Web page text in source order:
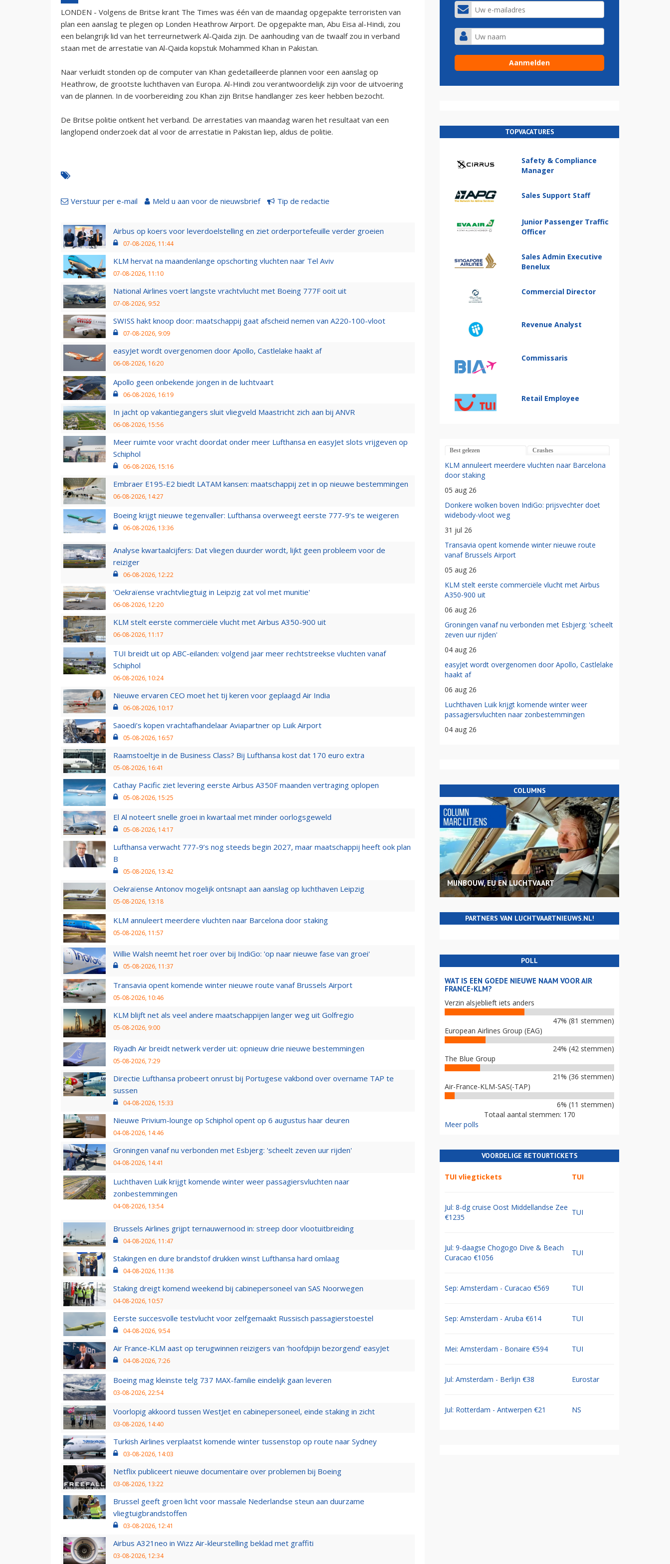
LONDEN - Volgens de Britse krant The Times was één van de maandag opgepakte terroristen van
plan een aanslag te plegen op Londen Heathrow Airport. De opgepakte man, Abu Eisa al-Hindi, zou
een belangrijk lid van het terreurnetwerk Al-Qaida zijn. De aanhouding van de twaalf zou in verband
staan met de arrestatie van Al-Qaida kopstuk Mohammed Khan in Pakistan.
Naar verluidt stonden op de computer van Khan gedetailleerde plannen voor een aanslag op
Heathrow, de grootste luchthaven van Europa. Al-Hindi zou verantwoordelijk zijn voor de uitvoering
van de plannen. In de voorbereiding zou Khan zijn Britse handlanger zes keer hebben bezocht.
De Britse politie ontkent het verband. De arrestaties van maandag waren het resultaat van een
langlopend onderzoek dat al voor de arrestatie in Pakistan liep, aldus de politie.
Verstuur per e-mail Meld u aan voor de nieuwsbrief Tip de redactie
Airbus op koers voor leverdoelstelling en ziet orderportefeuille verder groeien
07-08-2026, 11:44
KLM hervat na maandenlange opschorting vluchten naar Tel Aviv
07-08-2026, 11:10
National Airlines voert langste vrachtvlucht met Boeing 777F ooit uit
07-08-2026, 9:52
SWISS hakt knoop door: maatschappij gaat afscheid nemen van A220-100-vloot
07-08-2026, 9:09
easyJet wordt overgenomen door Apollo, Castlelake haakt af
06-08-2026, 16:20
Apollo geen onbekende jongen in de luchtvaart
06-08-2026, 16:19
In jacht op vakantiegangers sluit vliegveld Maastricht zich aan bij ANVR
06-08-2026, 15:56
Meer ruimte voor vracht doordat onder meer Lufthansa en easyJet slots vrijgeven op
Schiphol
06-08-2026, 15:16
Embraer E195-E2 biedt LATAM kansen: maatschappij zet in op nieuwe bestemmingen
06-08-2026, 14:27
Boeing krijgt nieuwe tegenvaller: Lufthansa overweegt eerste 777-9’s te weigeren
06-08-2026, 13:36
Analyse kwartaalcijfers: Dat vliegen duurder wordt, lijkt geen probleem voor de
reiziger
06-08-2026, 12:22
'Oekraïense vrachtvliegtuig in Leipzig zat vol met munitie'
06-08-2026, 12:20
KLM stelt eerste commerciële vlucht met Airbus A350-900 uit
06-08-2026, 11:17
TUI breidt uit op ABC-eilanden: volgend jaar meer rechtstreekse vluchten vanaf
Schiphol
06-08-2026, 10:24
Nieuwe ervaren CEO moet het tij keren voor geplaagd Air India
06-08-2026, 10:17
Saoedi’s kopen vrachtafhandelaar Aviapartner op Luik Airport
05-08-2026, 16:57
Raamstoeltje in de Business Class? Bij Lufthansa kost dat 170 euro extra
05-08-2026, 16:41
Cathay Pacific ziet levering eerste Airbus A350F maanden vertraging oplopen
05-08-2026, 15:25
El Al noteert snelle groei in kwartaal met minder oorlogsgeweld
05-08-2026, 14:17
Lufthansa verwacht 777-9’s nog steeds begin 2027, maar maatschappij heeft ook plan
B
05-08-2026, 13:42
Oekraïense Antonov mogelijk ontsnapt aan aanslag op luchthaven Leipzig
05-08-2026, 13:18
KLM annuleert meerdere vluchten naar Barcelona door staking
05-08-2026, 11:57
Willie Walsh neemt het roer over bij IndiGo: 'op naar nieuwe fase van groei'
05-08-2026, 11:37
Transavia opent komende winter nieuwe route vanaf Brussels Airport
05-08-2026, 10:46
KLM blijft net als veel andere maatschappijen langer weg uit Golfregio
05-08-2026, 9:00
Riyadh Air breidt netwerk verder uit: opnieuw drie nieuwe bestemmingen
05-08-2026, 7:29
Directie Lufthansa probeert onrust bij Portugese vakbond over overname TAP te
sussen
04-08-2026, 15:33
Nieuwe Privium-lounge op Schiphol opent op 6 augustus haar deuren
04-08-2026, 14:46
Groningen vanaf nu verbonden met Esbjerg: 'scheelt zeven uur rijden'
04-08-2026, 14:41
Luchthaven Luik krijgt komende winter weer passagiersvluchten naar
zonbestemmingen
04-08-2026, 13:54
Brussels Airlines grijpt ternauwernood in: streep door vlootuitbreiding
04-08-2026, 11:47
Stakingen en dure brandstof drukken winst Lufthansa hard omlaag
04-08-2026, 11:38
Staking dreigt komend weekend bij cabinepersoneel van SAS Noorwegen
04-08-2026, 10:57
Eerste succesvolle testvlucht voor zelfgemaakt Russisch passagierstoestel
04-08-2026, 9:54
Air France-KLM aast op terugwinnen reizigers van ‘hoofdpijn bezorgend’ easyJet
04-08-2026, 7:26
Boeing mag kleinste telg 737 MAX-familie eindelijk gaan leveren
03-08-2026, 22:54
Voorlopig akkoord tussen WestJet en cabinepersoneel, einde staking in zicht
03-08-2026, 14:40
Turkish Airlines verplaatst komende winter tussenstop op route naar Sydney
03-08-2026, 14:03
Netflix publiceert nieuwe documentaire over problemen bij Boeing
03-08-2026, 13:22
Brussel geeft groen licht voor massale Nederlandse steun aan duurzame
vliegtuigbrandstoffen
03-08-2026, 12:41
Airbus A321neo in Wizz Air-kleurstelling beklad met graffiti
03-08-2026, 12:34
TOPVACATURES
Safety & Compliance
Manager
Sales Support Staff
Junior Passenger Traffic
Officer
Sales Admin Executive
Benelux
Commercial Director
Revenue Analyst
Commissaris
Retail Employee
Best gelezen Crashes
KLM annuleert meerdere vluchten naar Barcelona
door staking
05 aug 26
Donkere wolken boven IndiGo: prijsvechter doet
widebody-vloot weg
31 jul 26
Transavia opent komende winter nieuwe route
vanaf Brussels Airport
05 aug 26
KLM stelt eerste commerciële vlucht met Airbus
A350-900 uit
06 aug 26
Groningen vanaf nu verbonden met Esbjerg: 'scheelt
zeven uur rijden'
04 aug 26
easyJet wordt overgenomen door Apollo, Castlelake
haakt af
06 aug 26
Luchthaven Luik krijgt komende winter weer
passagiersvluchten naar zonbestemmingen
04 aug 26
COLUMNS
MIJNBOUW, EU EN LUCHTVAART
PARTNERS VAN LUCHTVAARTNIEUWS.NL!
POLL
WAT IS EEN GOEDE NIEUWE NAAM VOOR AIR
FRANCE-KLM?
Verzin alsjeblieft iets anders
47% (81 stemmen)
European Airlines Group (EAG)
24% (42 stemmen)
The Blue Group
21% (36 stemmen)
Air-France-KLM-SAS(-TAP)
6% (11 stemmen)
Totaal aantal stemmen: 170
Meer polls
VOORDELIGE RETOURTICKETS
TUI vliegtickets TUI
Jul: 8-dg cruise Oost Middellandse Zee
€1235
TUI
Jul: 9-daagse Chogogo Dive & Beach
Curacao €1056
TUI
Sep: Amsterdam - Curacao €569 TUI
Sep: Amsterdam - Aruba €614 TUI
Mei: Amsterdam - Bonaire €594 TUI
Jul: Amsterdam - Berlijn €38 Eurostar
Jul: Rotterdam - Antwerpen €21 NS